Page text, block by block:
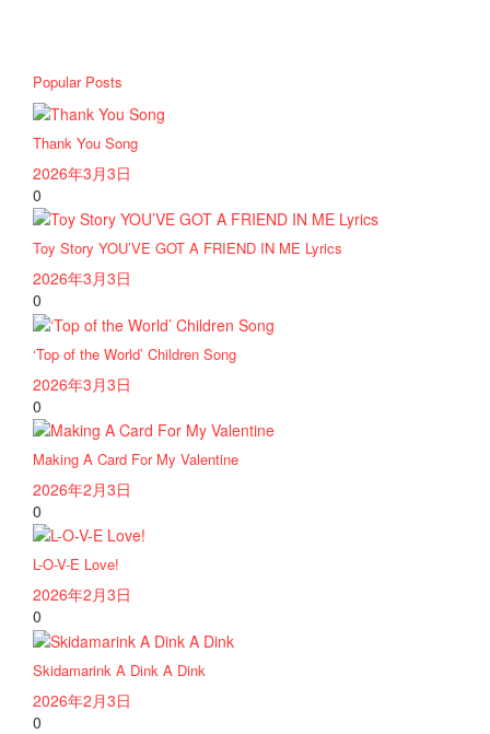
Popular Posts
Thank You Song
2026年3月3日
0
Toy Story YOU’VE GOT A FRIEND IN ME Lyrics
2026年3月3日
0
‘Top of the World’ Children Song
2026年3月3日
0
Making A Card For My Valentine
2026年2月3日
0
L-O-V-E Love!
2026年2月3日
0
Skidamarink A Dink A Dink
2026年2月3日
0